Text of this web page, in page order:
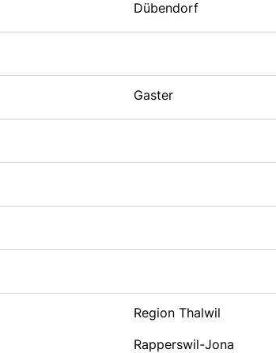
Dübendorf
Gaster
Region Thalwil
Rapperswil-Jona